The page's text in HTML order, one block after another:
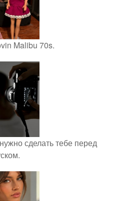
Malibu 70s.
сделать тебе перед